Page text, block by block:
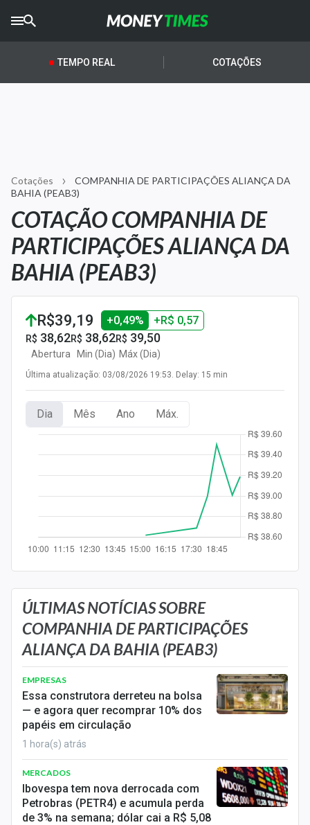
CRYPTOTIMES
AGROTIMES
Newsletters
Money Trader
Anuncie
Newsletters
Cotações
Comprar ou vender?
Carteiras Recomendadas
Central de Fundos Imobiliários
Mercados
Economia
Empresas
Brasil
Política
Colunas
Especiais
Internacional
TEMPO REAL COTAÇÕES
Cotações
COMPANHIA DE PARTICIPAÇÕES ALIANÇA DA
BAHIA (PEAB3)
COTAÇÃO COMPANHIA DE
PARTICIPAÇÕES ALIANÇA DA
BAHIA (PEAB3)
R$39,19 +0,49% +R$ 0,57
R$ 38,62
Abertura
R$ 38,62
Min (Dia)
R$ 39,50
Máx (Dia)
Última atualização: 03/08/2026 19:53. Delay: 15 min
Dia Mês Ano Máx.
ÚLTIMAS NOTÍCIAS SOBRE
COMPANHIA DE PARTICIPAÇÕES
ALIANÇA DA BAHIA (PEAB3)
EMPRESAS
Essa construtora derreteu na bolsa
— e agora quer recomprar 10% dos
papéis em circulação
1 hora(s) atrás
MERCADOS
Ibovespa tem nova derrocada com
Petrobras (PETR4) e acumula perda
de 3% na semana; dólar cai a R$ 5,08